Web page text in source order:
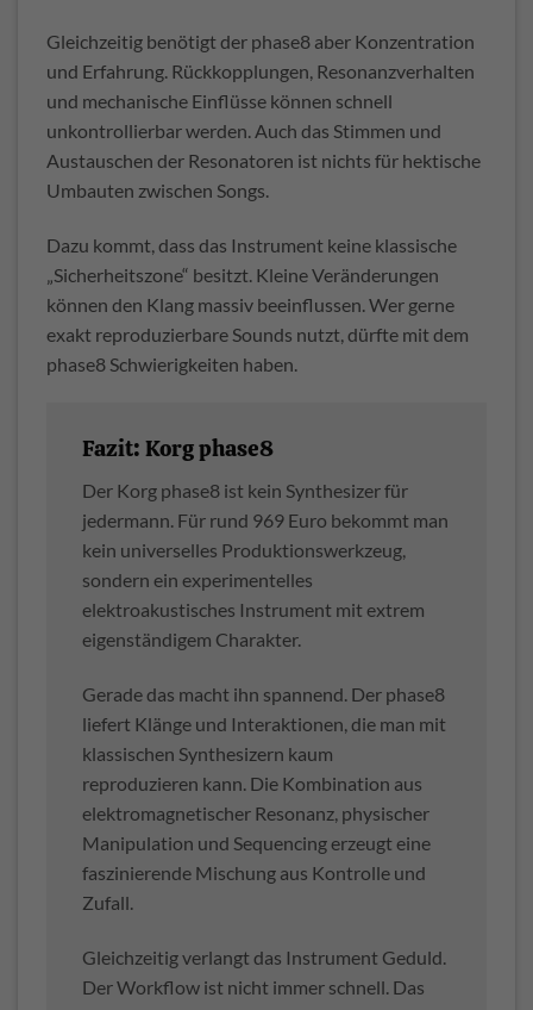
Gleichzeitig benötigt der phase8 aber Konzentration
und Erfahrung. Rückkopplungen, Resonanzverhalten
und mechanische Einflüsse können schnell
unkontrollierbar werden. Auch das Stimmen und
Austauschen der Resonatoren ist nichts für hektische
Umbauten zwischen Songs.
Dazu kommt, dass das Instrument keine klassische
„Sicherheitszone“ besitzt. Kleine Veränderungen
können den Klang massiv beeinflussen. Wer gerne
exakt reproduzierbare Sounds nutzt, dürfte mit dem
phase8 Schwierigkeiten haben.
Fazit: Korg phase8
Der Korg phase8 ist kein Synthesizer für
jedermann. Für rund 969 Euro bekommt man
kein universelles Produktionswerkzeug,
sondern ein experimentelles
elektroakustisches Instrument mit extrem
eigenständigem Charakter.
Gerade das macht ihn spannend. Der phase8
liefert Klänge und Interaktionen, die man mit
klassischen Synthesizern kaum
reproduzieren kann. Die Kombination aus
elektromagnetischer Resonanz, physischer
Manipulation und Sequencing erzeugt eine
faszinierende Mischung aus Kontrolle und
Zufall.
Gleichzeitig verlangt das Instrument Geduld.
Der Workflow ist nicht immer schnell. Das